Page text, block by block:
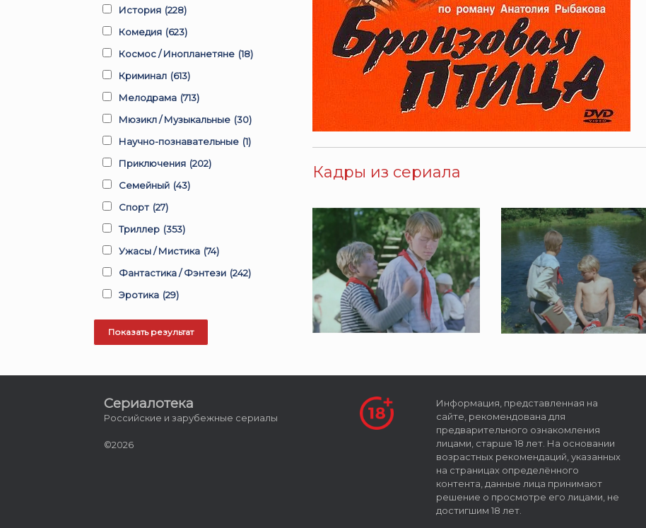
Кадры из сериала
История (228)
Комедия (623)
Космос / Инопланетяне (18)
Криминал (613)
Мелодрама (713)
Мюзикл / Музыкальные (30)
Научно-познавательные (1)
Приключения (202)
Семейный (43)
Спорт (27)
Триллер (353)
Ужасы / Мистика (74)
Фантастика / Фэнтези (242)
Эротика (29)
Сериалотека
Российские и зарубежные сериалы
©2026
Информация, представленная на
сайте, рекомендована для
предварительного ознакомления
лицами, старше 18 лет. На основании
возрастных рекомендаций, указанных
на страницах определённого
контента, данные лица принимают
решение о просмотре его лицами, не
достигшим 18 лет.